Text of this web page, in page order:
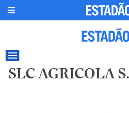
SLC AGRICOLA